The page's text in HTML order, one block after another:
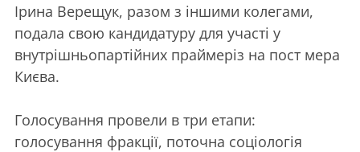
Ірина Верещук, разом з іншими колегами,
подала свою кандидатуру для участі у
внутрішньопартійних праймеріз на пост мера
Києва.
Голосування провели в три етапи:
голосування фракції, поточна соціологія